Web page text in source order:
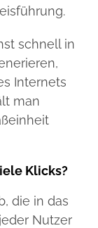
schnell in
Internets
man
Klicks?
die in das
Nutzer